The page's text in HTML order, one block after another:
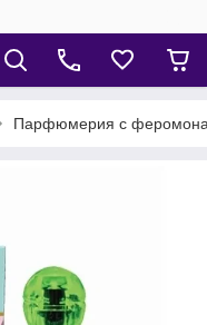
Парфюмерия с